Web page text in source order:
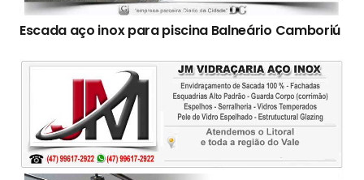
Escada aço inox para piscina Balneário Camboriú